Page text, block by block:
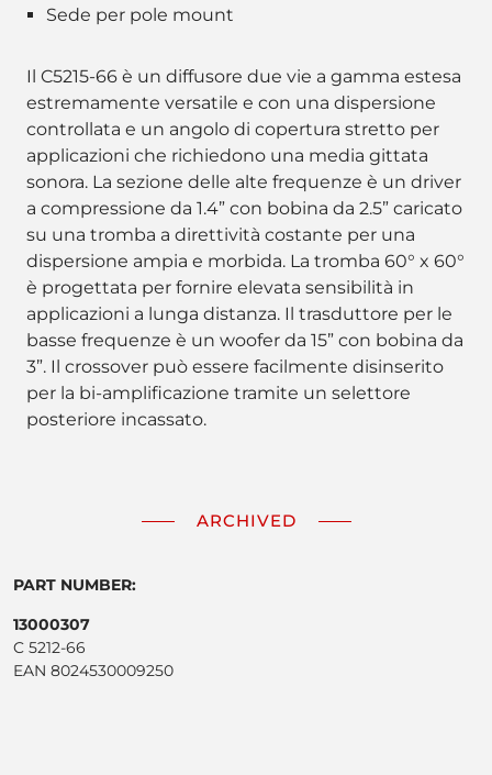
Sede per pole mount
Il C5215-66 è un diffusore due vie a gamma estesa
estremamente versatile e con una dispersione
controllata e un angolo di copertura stretto per
applicazioni che richiedono una media gittata
sonora. La sezione delle alte frequenze è un driver
a compressione da 1.4” con bobina da 2.5” caricato
su una tromba a direttività costante per una
dispersione ampia e morbida. La tromba 60° x 60°
è progettata per fornire elevata sensibilità in
applicazioni a lunga distanza. Il trasduttore per le
basse frequenze è un woofer da 15” con bobina da
3”. Il crossover può essere facilmente disinserito
per la bi-amplificazione tramite un selettore
posteriore incassato.
ARCHIVED
PART NUMBER:
13000307
C 5212-66
EAN 8024530009250